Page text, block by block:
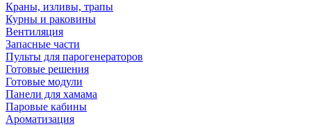
Краны, изливы, трапы
Курны и раковины
Вентиляция
Запасные части
Пульты для парогенераторов
Готовые решения
Готовые модули
Панели для хамама
Паровые кабины
Ароматизация